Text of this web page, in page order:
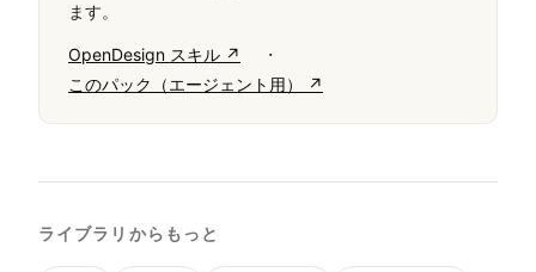
ます。
OpenDesign スキル ↗ ·
このパック（エージェント用） ↗
ライブラリからもっと